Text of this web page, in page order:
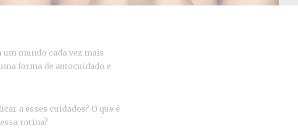
mundo cada vez mais
forma de autocuidado e
a esses cuidados? O que é
rotina?